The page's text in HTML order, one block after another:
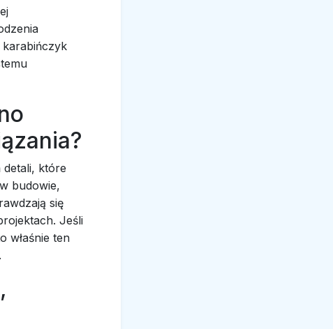
karabińczyk
detali, które
budowie,
się
Jeśli
właśnie ten